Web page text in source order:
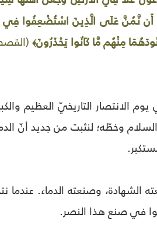
أَن نَّمُنَّ عَلَى الَّذِينَ اسْتُضْعِفُوا
مِنْهُم مَّا كَانُوا يَحْذَرُونَ﴾ (القصص:
الانتصار التاريخيّ العظيم
وخطّه؛ لنثبت من جديد أنّ
الشهادة، وصنعته الدماء.
في صنع هذا النصر.